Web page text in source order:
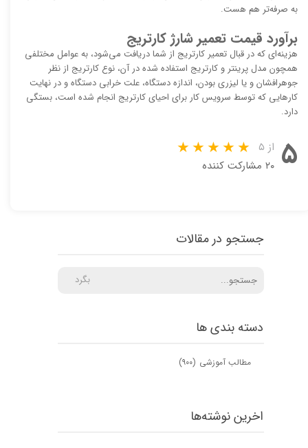
به صرفه‌تر هم هست.
برآورد قیمت تعمیر شارژ کارتریج
هزینه‌ای که در قبال تعمیر کارتریج از شما دریافت می‌شود، به عوامل مختلفی
همچون مدل پرینتر و کارتریج استفاده شده در آن، نوع کارتریج از نظر
جوهرافشان و یا لیزری بودن، اندازه دستگاه، علت خرابی دستگاه و در نهایت
کارهایی که توسط سرویس کار برای احیای کارتریج انجام شده است، بستگی
دارد.
۵ از ۵
۲۰ مشارکت کننده
دسته بندی ها
مطالب آموزشی (۹۰۰)
جستجو در مقالات
بگرد
اخرین نوشته‌ها